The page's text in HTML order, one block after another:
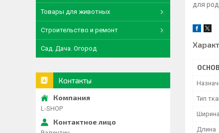
для
Тип
Ширина
Длина
Товары для животных
Строительство и ремонт
Сад. Дача. Огород
Контакты
L-SHOP